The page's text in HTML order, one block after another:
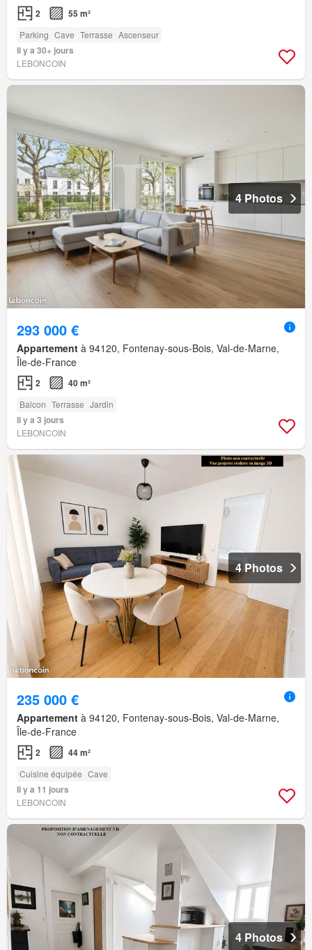
2 55 m²
Parking Cave Terrasse Ascenseur
Il y a 30+ jours
LEBONCOIN
4 Photos
293 000 €
Appartement à 94120, Fontenay-sous-Bois, Val-de-Marne,
Île-de-France
2 40 m²
Balcon Terrasse Jardin
Il y a 3 jours
LEBONCOIN
4 Photos
235 000 €
Appartement à 94120, Fontenay-sous-Bois, Val-de-Marne,
Île-de-France
2 44 m²
Cuisine équipée Cave
Il y a 11 jours
LEBONCOIN
4 Photos